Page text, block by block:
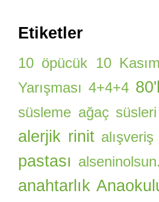
Etiketler
10 öpücük 10
Yarışması 4+4+4
süsleme ağaç süsleri
alerjik rinit alışveriş
pastası
anahtarlık